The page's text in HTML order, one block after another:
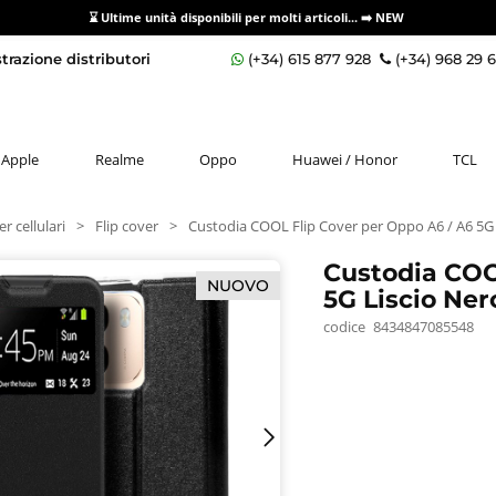
⌛ Ultime unità disponibili per molti articoli... ➡️ NEW
distributori (+34) 615 877 928 (+34) 968 29
Apple Realme Oppo Huawei / Honor TCL
cellulari > Flip cover > Custodia COOL Flip Cover per Oppo A6 / A6
NUOVO
Custodia
5G Liscio
codice 8434847085548